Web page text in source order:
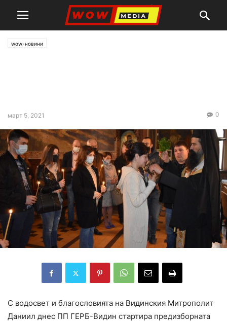
wow-новини
март 5, 2021 0
С водосвет и благословията на Видинския Митрополит
Даниил днес ПП ГЕРБ-Видин стартира предизборната